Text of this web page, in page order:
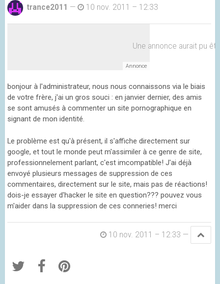
trance2011 — 10 nov. 2011 – 12:33
Une annonce aurait pu
bonjour à l'administrateur, nous nous connaissons via le biais
de votre frère, j'ai un gros souci : en janvier dernier, des amis
se sont amusés à commenter un site pornographique en
signant de mon identité.
Le problème est qu'à présent, il s'affiche directement sur
google, et tout le monde peut m'assimiler à ce genre de site,
professionnelement parlant, c'est imcompatible! J'ai déjà
envoyé plusieurs messages de suppression de ces
commentaires, directement sur le site, mais pas de réactions!
dois-je essayer d'hacker le site en question??? pouvez vous
m'aider dans la suppression de ces conneries! merci
10 nov. 2011 – 12:33 —